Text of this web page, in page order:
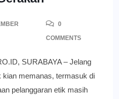
0
COMMENTS
SURABAYA – Jelang
kian memanas, termasuk di
pelanggaran etik masih